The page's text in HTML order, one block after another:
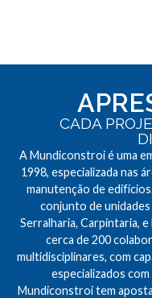
CADA
A Mundiconstroi é uma
1998, especializada nas
manutenção de
conjunto de
Serralharia, Carpintaria,
cerca de 200
multidisciplinares, com
especializados
Mundiconstroi tem